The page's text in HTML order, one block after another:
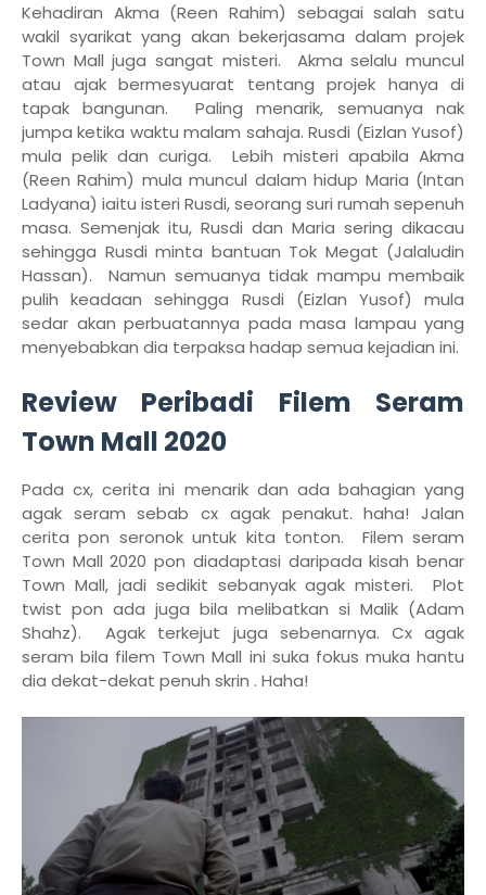
Kehadiran Akma (Reen Rahim) sebagai salah satu
wakil syarikat yang akan bekerjasama dalam projek
Town Mall juga sangat misteri. Akma selalu muncul
atau ajak bermesyuarat tentang projek hanya di
tapak bangunan. Paling menarik, semuanya nak
jumpa ketika waktu malam sahaja. Rusdi (Eizlan Yusof)
mula pelik dan curiga. Lebih misteri apabila Akma
(Reen Rahim) mula muncul dalam hidup Maria (Intan
Ladyana) iaitu isteri Rusdi, seorang suri rumah sepenuh
masa. Semenjak itu, Rusdi dan Maria sering dikacau
sehingga Rusdi minta bantuan Tok Megat (Jalaludin
Hassan). Namun semuanya tidak mampu membaik
pulih keadaan sehingga Rusdi (Eizlan Yusof) mula
sedar akan perbuatannya pada masa lampau yang
menyebabkan dia terpaksa hadap semua kejadian ini.
Review Peribadi Filem Seram
Town Mall 2020
Pada cx, cerita ini menarik dan ada bahagian yang
agak seram sebab cx agak penakut. haha! Jalan
cerita pon seronok untuk kita tonton. Filem seram
Town Mall 2020 pon diadaptasi daripada kisah benar
Town Mall, jadi sedikit sebanyak agak misteri. Plot
twist pon ada juga bila melibatkan si Malik (Adam
Shahz). Agak terkejut juga sebenarnya. Cx agak
seram bila filem Town Mall ini suka fokus muka hantu
dia dekat-dekat penuh skrin . Haha!